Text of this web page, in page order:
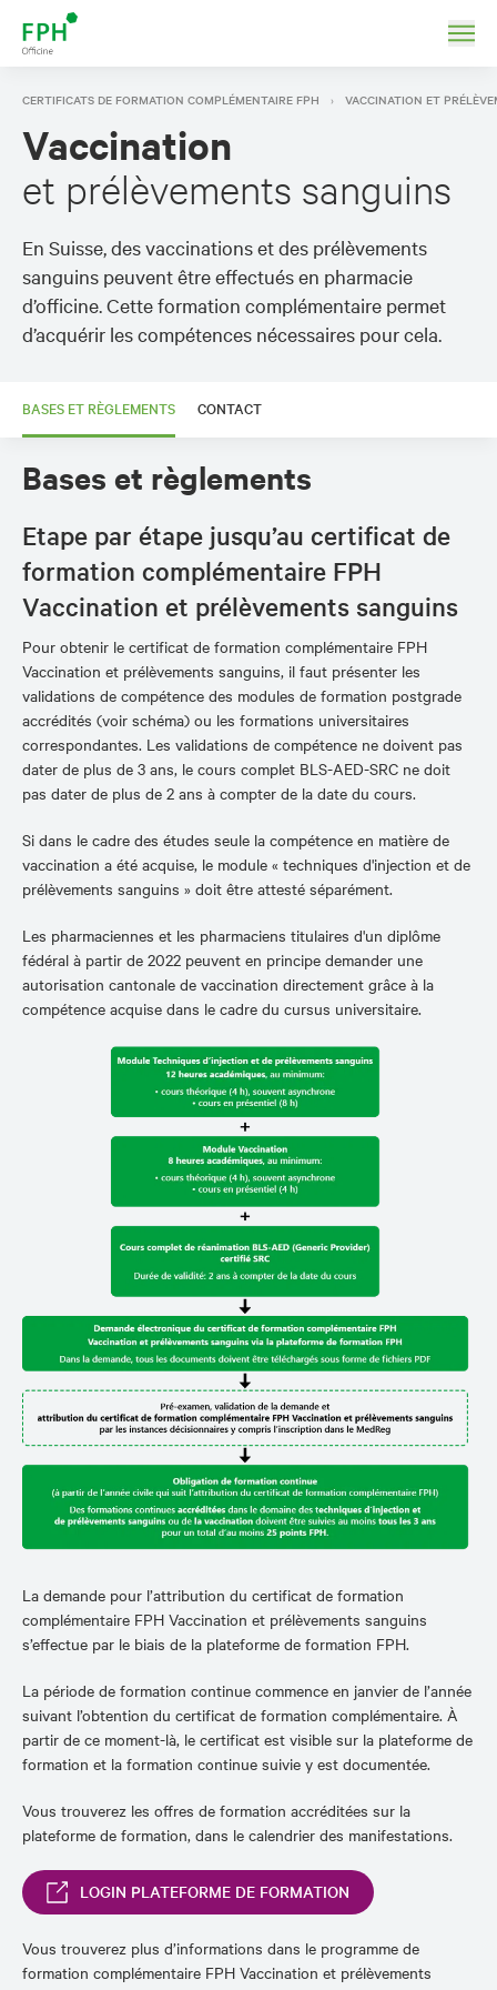
CERTIFICATS DE FORMATION COMPLÉMENTAIRE FPH VACCINATION ET
Vaccination
et prélèvements sanguins
En Suisse, des vaccinations et des prélèvements
sanguins peuvent être effectués en pharmacie
d’officine. Cette formation complémentaire permet
d’acquérir les compétences nécessaires pour cela.
BASES ET RÈGLEMENTS CONTACT
Bases et règlements
Etape par étape jusqu’au certificat de
formation complémentaire FPH
Vaccination et prélèvements sanguins
Pour obtenir le certificat de formation complémentaire FPH
Vaccination et prélèvements sanguins, il faut présenter les
validations de compétence des modules de formation postgrade
accrédités (voir schéma) ou les formations universitaires
correspondantes. Les validations de compétence ne doivent pas
dater de plus de 3 ans, le cours complet BLS-AED-SRC ne doit
pas dater de plus de 2 ans à compter de la date du cours.
Si dans le cadre des études seule la compétence en matière de
vaccination a été acquise, le module « techniques d'injection et de
prélèvements sanguins » doit être attesté séparément.
Les pharmaciennes et les pharmaciens titulaires d'un diplôme
fédéral à partir de 2022 peuvent en principe demander une
autorisation cantonale de vaccination directement grâce à la
compétence acquise dans le cadre du cursus universitaire.
La demande pour l’attribution du certificat de formation
complémentaire FPH Vaccination et prélèvements sanguins
s’effectue par le biais de la plateforme de formation FPH.
La période de formation continue commence en janvier de l’année
suivant l’obtention du certificat de formation complémentaire. À
partir de ce moment-là, le certificat est visible sur la plateforme de
formation et la formation continue suivie y est documentée.
Vous trouverez les offres de formation accréditées sur la
plateforme de formation, dans le calendrier des manifestations.
LOGIN PLATEFORME DE FORMATION
Vous trouverez plus d’informations dans le programme de
formation complémentaire FPH Vaccination et prélèvements